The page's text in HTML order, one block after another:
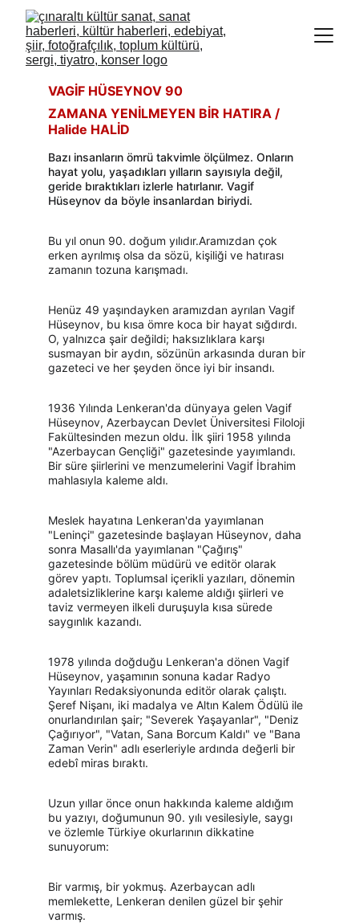
VAGİF HÜSEYNOV 90
ZAMANA YENİLMEYEN BİR HATIRA /
Halide HALİD
Bazı insanların ömrü takvimle ölçülmez. Onların
hayat yolu, yaşadıkları yılların sayısıyla değil,
geride bıraktıkları izlerle hatırlanır. Vagif
Hüseynov da böyle insanlardan biriydi.
Bu yıl onun 90. doğum yılıdır.Aramızdan çok
erken ayrılmış olsa da sözü, kişiliği ve hatırası
zamanın tozuna karışmadı.
Henüz 49 yaşındayken aramızdan ayrılan Vagif
Hüseynov, bu kısa ömre koca bir hayat sığdırdı.
O, yalnızca şair değildi; haksızlıklara karşı
susmayan bir aydın, sözünün arkasında duran bir
gazeteci ve her şeyden önce iyi bir insandı.
1936 Yılında Lenkeran'da dünyaya gelen Vagif
Hüseynov, Azerbaycan Devlet Üniversitesi Filoloji
Fakültesinden mezun oldu. İlk şiiri 1958 yılında
"Azerbaycan Gençliği" gazetesinde yayımlandı.
Bir süre şiirlerini ve menzumelerini Vagif İbrahim
mahlasıyla kaleme aldı.
Meslek hayatına Lenkeran'da yayımlanan
"Leninçi" gazetesinde başlayan Hüseynov, daha
sonra Masallı'da yayımlanan "Çağırış"
gazetesinde bölüm müdürü ve editör olarak
görev yaptı. Toplumsal içerikli yazıları, dönemin
adaletsizliklerine karşı kaleme aldığı şiirleri ve
taviz vermeyen ilkeli duruşuyla kısa sürede
saygınlık kazandı.
1978 yılında doğduğu Lenkeran'a dönen Vagif
Hüseynov, yaşamının sonuna kadar Radyo
Yayınları Redaksiyonunda editör olarak çalıştı.
Şeref Nişanı, iki madalya ve Altın Kalem Ödülü ile
onurlandırılan şair; "Severek Yaşayanlar", "Deniz
Çağırıyor", "Vatan, Sana Borcum Kaldı" ve "Bana
Zaman Verin" adlı eserleriyle ardında değerli bir
edebî miras bıraktı.
Uzun yıllar önce onun hakkında kaleme aldığım
bu yazıyı, doğumunun 90. yılı vesilesiyle, saygı
ve özlemle Türkiye okurlarının dikkatine
sunuyorum:
Bir varmış, bir yokmuş. Azerbaycan adlı
memlekette, Lenkeran denilen güzel bir şehir
varmış.